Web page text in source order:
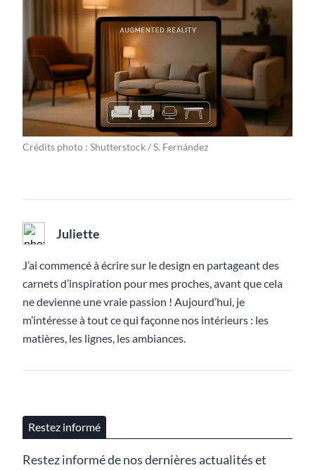
Crédits photo : Shutterstock / S. Fernández
Juliette
J’ai commencé à écrire sur le design en partageant des
carnets d’inspiration pour mes proches, avant que cela
ne devienne une vraie passion ! Aujourd’hui, je
m’intéresse à tout ce qui façonne nos intérieurs : les
matières, les lignes, les ambiances.
Restez informé
Restez informé de nos dernières actualités et